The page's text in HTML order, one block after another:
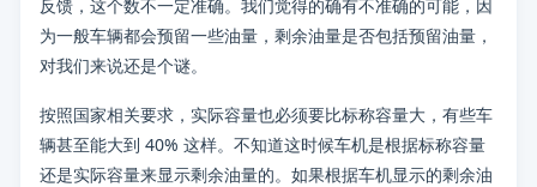
问题： 为什么不能根据剩余多少升油来计算油耗？
分类： 油耗
标签：小熊油耗使用提示, 常见问题解答
反馈，这个数不一定准确。我们觉得的确有不准确的可能，因
为一般车辆都会预留一些油量，剩余油量是否包括预留油量，
对我们来说还是个谜。
按照国家相关要求，实际容量也必须要比标称容量大，有些车
辆甚至能大到 40% 这样。不知道这时候车机是根据标称容量
还是实际容量来显示剩余油量的。如果根据车机显示的剩余油